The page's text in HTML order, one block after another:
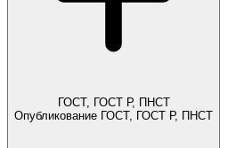
ГОСТ, ГОСТ Р, ПНСТ
Опубликование ГОСТ, ГОСТ Р, ПНСТ